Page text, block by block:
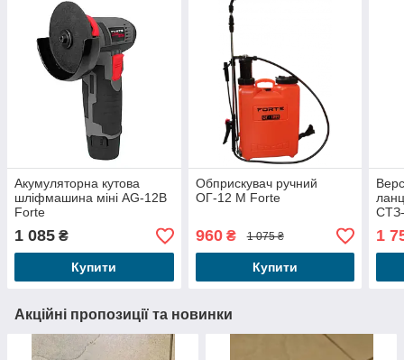
Акумуляторна кутова
шліфмашина міні AG-12B
Forte
1 085 ₴
Купити
Обприскувач ручний
ОГ-12 М Forte
960₴ 1 075 ₴
Купити
1
Акційні пропозиції та новинки